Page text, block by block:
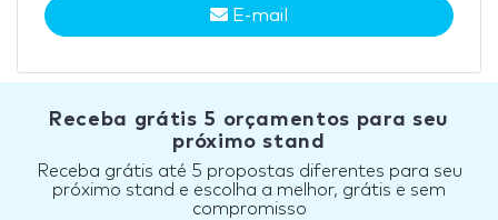
E-mail
Receba grátis 5 orçamentos para seu
próximo stand
Receba grátis até 5 propostas diferentes para seu
próximo stand e escolha a melhor, grátis e sem
compromisso